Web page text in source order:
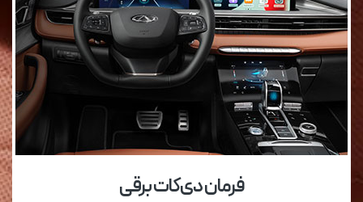
فرمان دی‌کات برقی